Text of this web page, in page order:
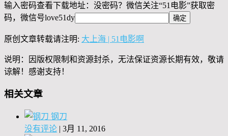
输入密码查看下载地址：没密码？微信关注“51电影”获取密
码，微信号love51dy
原创文章转载请注明: 大上海 | 51电影啊
说明：因版权限制和资源封杀，无法保证资源长期有效，敬请
谅解！感谢支持！
相关文章
钢刀
没有评论 | 3月 11, 2016